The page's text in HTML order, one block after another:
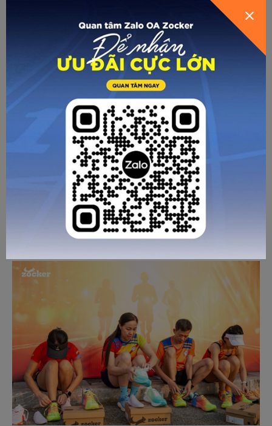
Dàn “Top Player” Zocker đổ bộ Manda Cons
Open Cup 2026